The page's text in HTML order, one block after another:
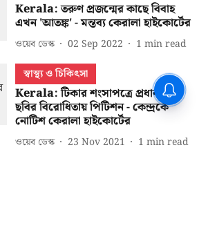
Kerala: তরুণ প্রজন্মের কাছে বিবাহ
এখন 'আতঙ্ক' - মন্তব্য কেরালা হাইকোর্টের
ওয়েব ডেস্ক 02 Sep 2022 1 min read
স্বাস্থ্য ও চিকিৎসা
Kerala: টিকার শংসাপত্রে প্রধানমন্ত্রীর
ছবির বিরোধিতায় পিটিশন - কেন্দ্রকে
নোটিশ কেরালা হাইকোর্টের
ওয়েব ডেস্ক 23 Nov 2021 1 min read